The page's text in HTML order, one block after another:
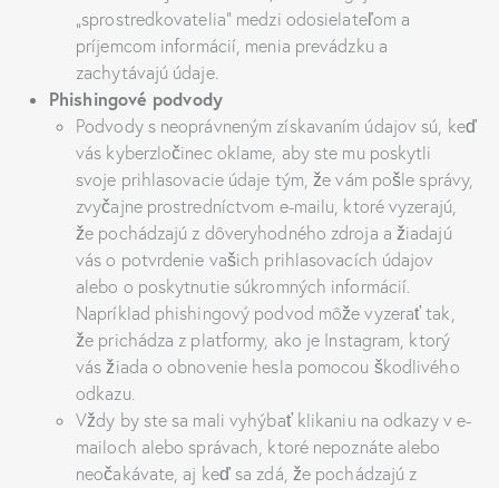
„sprostredkovatelia“ medzi odosielateľom a
príjemcom informácií, menia prevádzku a
zachytávajú údaje.
Phishingové podvody
Podvody s neoprávneným získavaním údajov sú, keď
vás kyberzločinec oklame, aby ste mu poskytli
svoje prihlasovacie údaje tým, že vám pošle správy,
zvyčajne prostredníctvom e-mailu, ktoré vyzerajú,
že pochádzajú z dôveryhodného zdroja a žiadajú
vás o potvrdenie vašich prihlasovacích údajov
alebo o poskytnutie súkromných informácií.
Napríklad phishingový podvod môže vyzerať tak,
že prichádza z platformy, ako je Instagram, ktorý
vás žiada o obnovenie hesla pomocou škodlivého
odkazu.
Vždy by ste sa mali vyhýbať klikaniu na odkazy v e-
mailoch alebo správach, ktoré nepoznáte alebo
neočakávate, aj keď sa zdá, že pochádzajú z